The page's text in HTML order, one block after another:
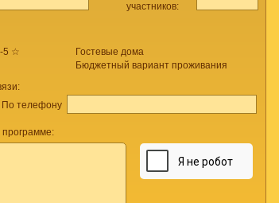
участников:
5 ☆
Гостевые дома
Бюджетный вариант проживания
По телефону